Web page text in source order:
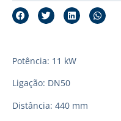
Potência: 11 kW
Ligação: DN50
Distância: 440 mm